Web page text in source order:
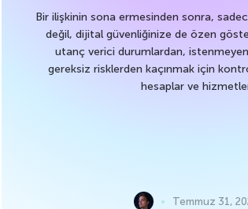
Bir ilişkinin sona ermesinden sonra,
değil, dijital güvenliğinize de özen
utanç verici durumlardan,
gereksiz risklerden kaçınmak için
hesaplar ve
Temmuz 31,